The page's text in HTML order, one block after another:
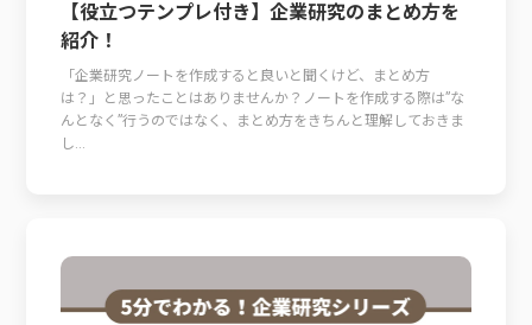
【役立つテンプレ付き】企業研究のまとめ方を
紹介！
「企業研究ノートを作成すると良いと聞くけど、まとめ方
は？」と思ったことはありませんか？ノートを作成する際は”な
んとなく”行うのではなく、まとめ方をきちんと理解しておきま
し...